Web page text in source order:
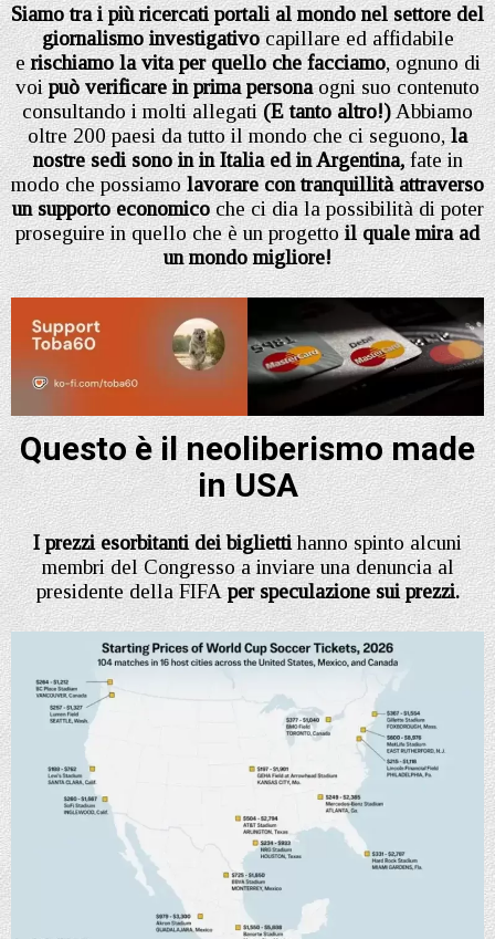
Siamo tra i più ricercati portali al mondo nel settore del
giornalismo investigativocapillare ed affidabile
erischiamo la vita per quello che facciamo, ognuno di
voipuò verificare in prima personaogni suo contenuto
consultando i molti allegati (E tanto altro!)Abbiamo
oltre 200 paesi da tutto il mondo che ci seguono,la
nostre sedi sono in in Italia ed in Argentina,fate in
modo che possiamo lavorare con tranquillità attraverso
un supporto economicoche ci dia la possibilità di poter
proseguire in quello che è un progettoil quale mira ad
un mondo migliore!
Questo è il neoliberismo made
in USA
I prezzi esorbitanti dei bigliettihanno spinto alcuni
membri del Congresso a inviare una denuncia al
presidente della FIFAper speculazione sui prezzi.